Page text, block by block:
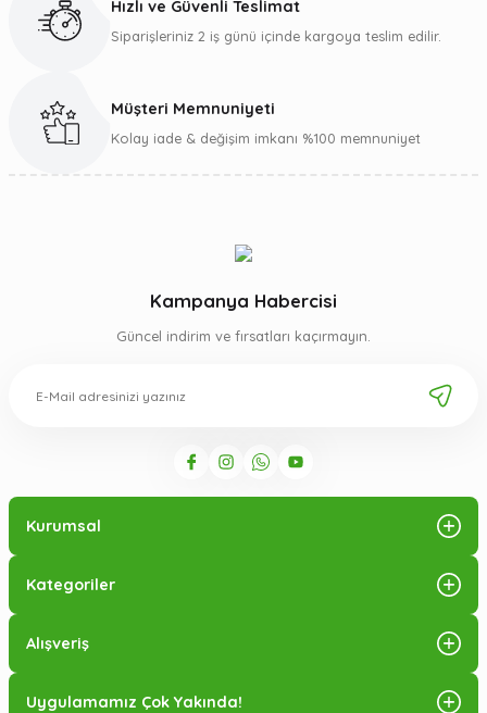
Gönder
Hızlı ve Güvenli Teslimat
Siparişleriniz 2 iş günü içinde kargoya teslim edilir.
Müşteri Memnuniyeti
Kolay iade & değişim imkanı %100 memnuniyet
Kampanya Habercisi
Güncel indirim ve fırsatları kaçırmayın.
Kurumsal
Kategoriler
Alışveriş
Uygulamamız Çok Yakında!